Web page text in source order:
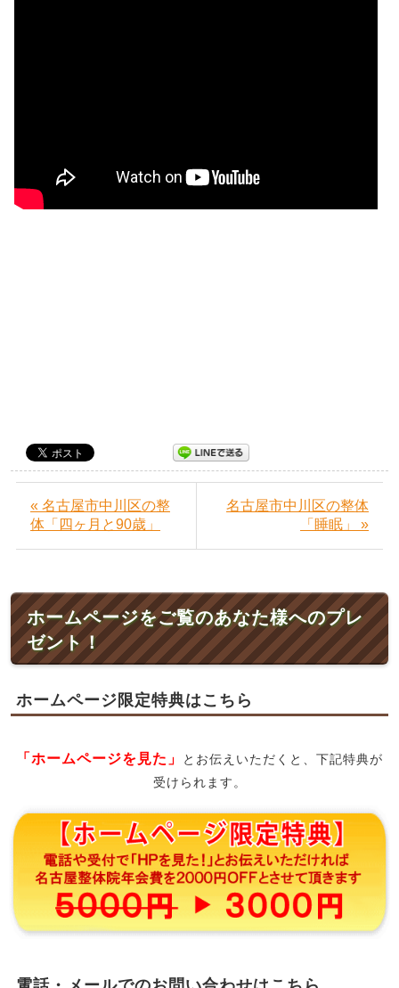
« 名古屋市中川区の整
体「四ヶ月と90歳」
名古屋市中川区の整体
「睡眠」 »
ホームページをご覧のあなた様へのプレ
ゼント！
ホームページ限定特典はこちら
「ホームページを見た」
とお伝えいただくと、下記特典が
受けられます。